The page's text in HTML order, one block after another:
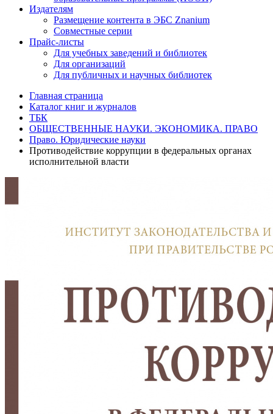
Издателям
Размещение контента в ЭБС Znanium
Совместные серии
Прайс-листы
Для учебных заведений и библиотек
Для организаций
Для публичных и научных библиотек
Главная страница
Каталог книг и журналов
ТБК
ОБЩЕСТВЕННЫЕ НАУКИ. ЭКОНОМИКА. ПРАВО
Право. Юридические науки
Противодействие коррупции в федеральных органах
исполнительной власти